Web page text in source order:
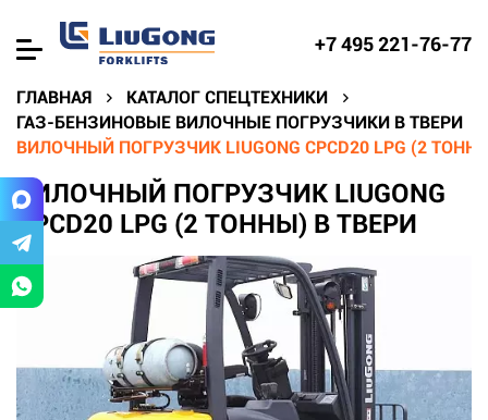
+7 495 221-76-77
ГЛАВНАЯ
КАТАЛОГ СПЕЦТЕХНИКИ
ГАЗ-БЕНЗИНОВЫЕ ВИЛОЧНЫЕ ПОГРУЗЧИКИ В ТВЕРИ
ВИЛОЧНЫЙ ПОГРУЗЧИК LIUGONG CPCD20 LPG (2
ВИЛОЧНЫЙ ПОГРУЗЧИК LIUGONG
CPCD20 LPG (2 ТОННЫ) В ТВЕРИ